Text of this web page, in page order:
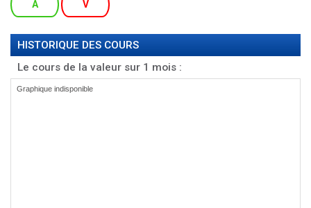
A V
HISTORIQUE DES COURS
Le cours de la valeur sur 1 mois :